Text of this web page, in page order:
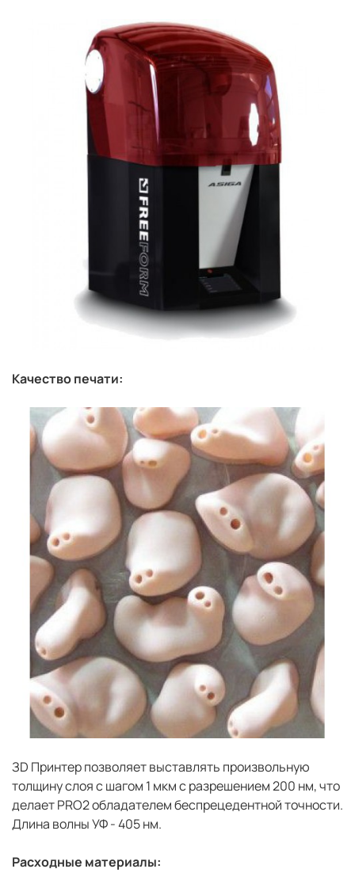
Качество печати:
ЗD Принтер позволяет выставлять произвольную
толщину слоя с шагом 1 мкм с разрешением 200 нм, что
делает PRO2 обладателем беспрецедентной точности.
Длина волны УФ - 405 нм.
Расходные материалы: